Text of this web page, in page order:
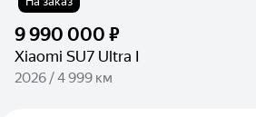
9 990 000 ₽
Xiaomi SU7 Ultra I
2026 / 4 999 км